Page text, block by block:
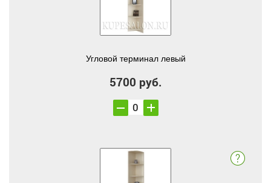
Угловой терминал левый
5700 руб.